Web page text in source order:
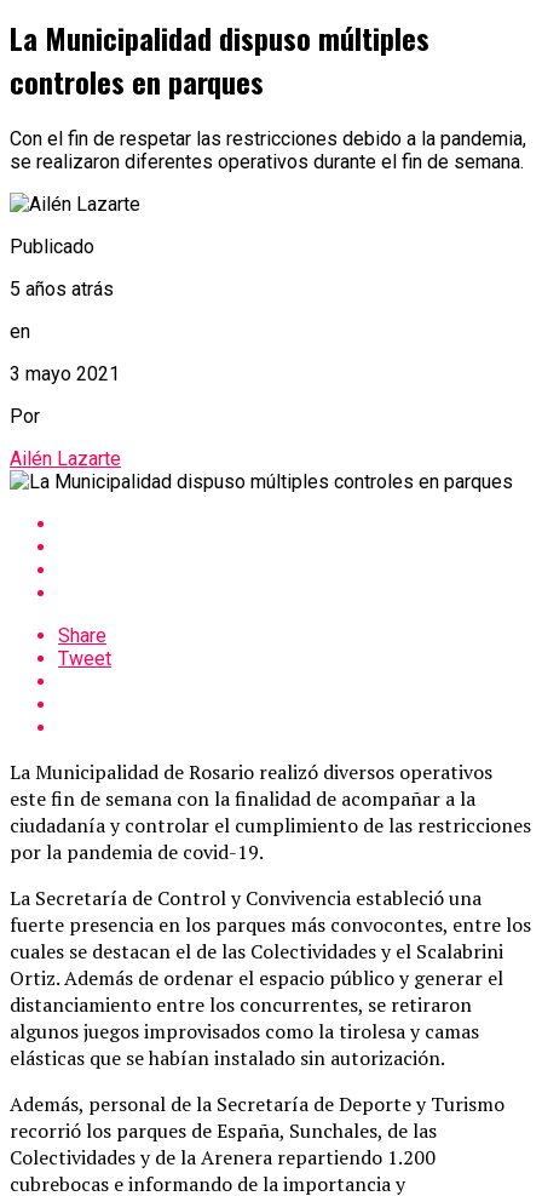
La Municipalidad dispuso múltiples
controles en parques
Con el fin de respetar las restricciones debido a la pandemia,
se realizaron diferentes operativos durante el fin de semana.
Publicado
5 años atrás
en
3 mayo 2021
Por
Ailén Lazarte
Share
Tweet
La Municipalidad de Rosario realizó diversos operativos
este fin de semana con la finalidad de acompañar a la
ciudadanía y controlar el cumplimiento de las restricciones
por la pandemia de covid-19.
La Secretaría de Control y Convivencia estableció una
fuerte presencia en los parques más convocontes, entre los
cuales se destacan el de las Colectividades y el Scalabrini
Ortiz. Además de ordenar el espacio público y generar el
distanciamiento entre los concurrentes, se retiraron
algunos juegos improvisados como la tirolesa y camas
elásticas que se habían instalado sin autorización.
Además, personal de la Secretaría de Deporte y Turismo
recorrió los parques de España, Sunchales, de las
Colectividades y de la Arenera repartiendo 1.200
cubrebocas e informando de la importancia y